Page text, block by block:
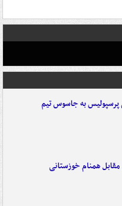
به جاسوس تیم
مقابل همنام خوزستانی